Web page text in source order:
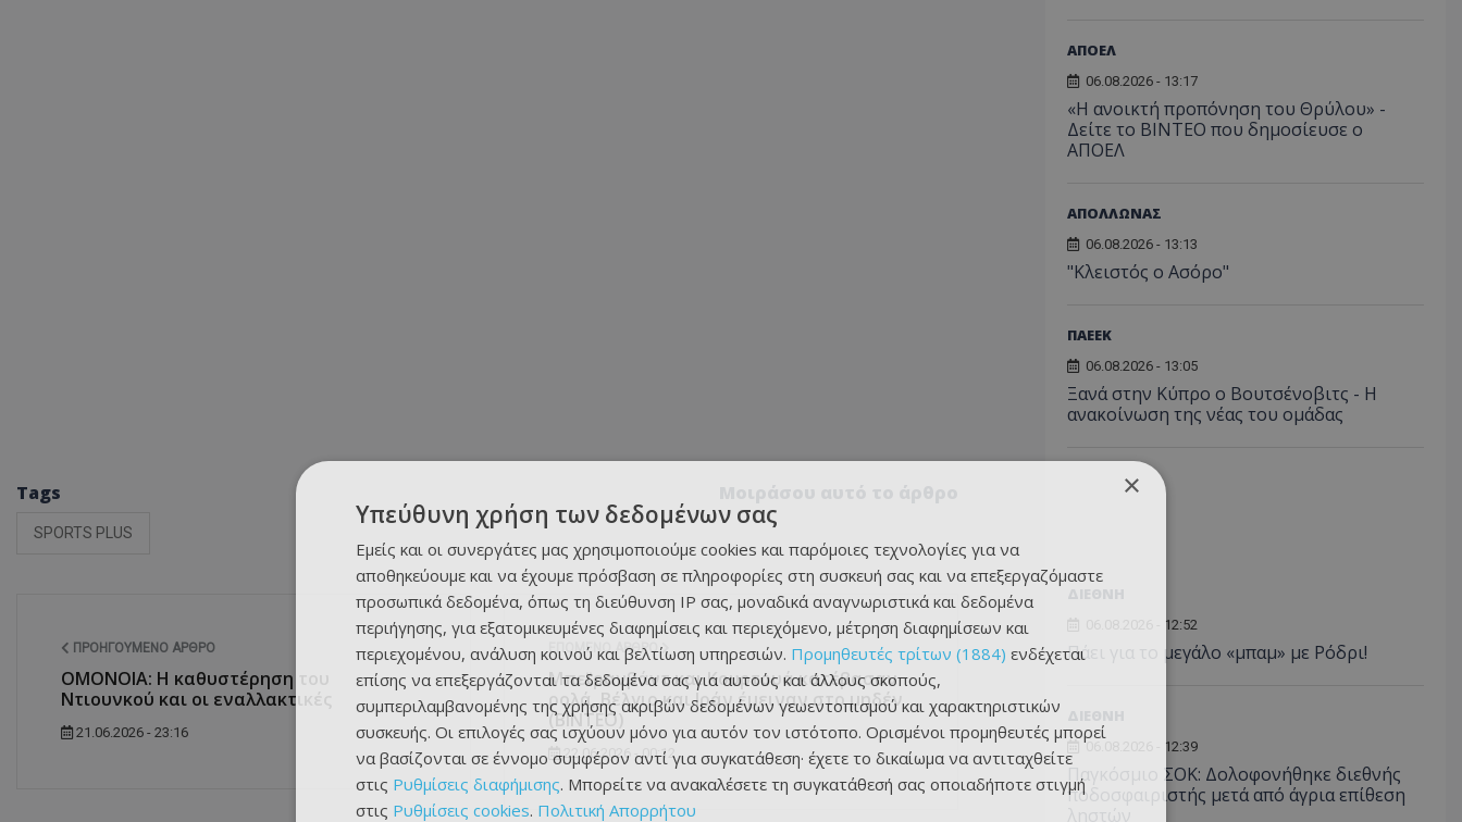
Tags
SPORTS PLUS
ΠΡΟΗΓΟΎΜΕΝΟ ΆΡΘΡΟ
ΟΜΟΝΟΙΑ: Η καθυστέρηση του
Ντιουνκού και οι εναλλακτικές
21.06.2026 - 23:16
ΕΠΌΜΕΝΟ ΆΡΘΡΟ
Μπεϊρανβάντ και Κουρτουά κατέβασαν
ρολά, Βέλγιο και Ιράν έμειναν στο μηδέν
(BINTEO)
22.06.2026 - 00:12
ΑΠΟΕΛ
06.08.2026 - 13:17
«Η ανοικτή προπόνηση του Θρύλου» -
Δείτε το ΒΙΝΤΕΟ που δημοσίευσε ο
ΑΠΟΕΛ
ΑΠΟΛΛΩΝΑΣ
06.08.2026 - 13:13
"Κλειστός ο Ασόρο"
ΠΑΕΕΚ
06.08.2026 - 13:05
Ξανά στην Κύπρο ο Βουτσένοβιτς - Η
ανακοίνωση της νέας του ομάδας
06.08.2026 - 12:52
Πάει για το μεγάλο «μπαμ» με Ρόδρι!
06.08.2026 - 12:39
Παγκόσμιο ΣΟΚ: Δολοφονήθηκε διεθνής
ποδοσφαιριστής μετά από άγρια επίθεση
×
Υπεύθυνη χρήση των δεδομένων σας
Εμείς και οι συνεργάτες μας χρησιμοποιούμε cookies και παρόμοιες τεχνολογίες για να
αποθηκεύουμε και να έχουμε πρόσβαση σε πληροφορίες στη συσκευή σας και να επεξεργαζόμαστε
προσωπικά δεδομένα, όπως τη διεύθυνση IP σας, μοναδικά αναγνωριστικά και δεδομένα
περιήγησης, για εξατομικευμένες διαφημίσεις και περιεχόμενο, μέτρηση διαφημίσεων και
περιεχομένου, ανάλυση κοινού και βελτίωση υπηρεσιών. Προμηθευτές τρίτων (1884) ενδέχεται
επίσης να επεξεργάζονται τα δεδομένα σας για αυτούς και άλλους σκοπούς,
συμπεριλαμβανομένης της χρήσης ακριβών δεδομένων γεωεντοπισμού και χαρακτηριστικών
συσκευής. Οι επιλογές σας ισχύουν μόνο για αυτόν τον ιστότοπο. Ορισμένοι προμηθευτές μπορεί
να βασίζονται σε έννομο συμφέρον αντί για συγκατάθεση· έχετε το δικαίωμα να αντιταχθείτε
στις Ρυθμίσεις διαφήμισης. Μπορείτε να ανακαλέσετε τη συγκατάθεσή σας οποιαδήποτε στιγμή
στις Ρυθμίσεις cookies. Πολιτική Απορρήτου